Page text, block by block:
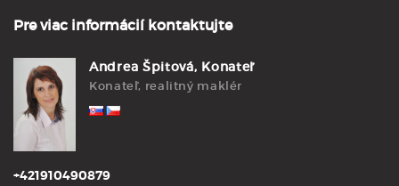
Pre viac informácií kontaktujte
Andrea Špitová, Konateľ
Konateľ, realitný maklér
+421910490879